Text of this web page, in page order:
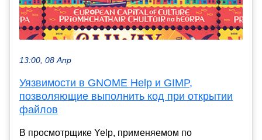
13:00, 08 Апр
Уязвимости в GNOME Help и GIMP,
позволяющие выполнить код при открытии
файлов
В просмотрщике Yelp, применяемом по